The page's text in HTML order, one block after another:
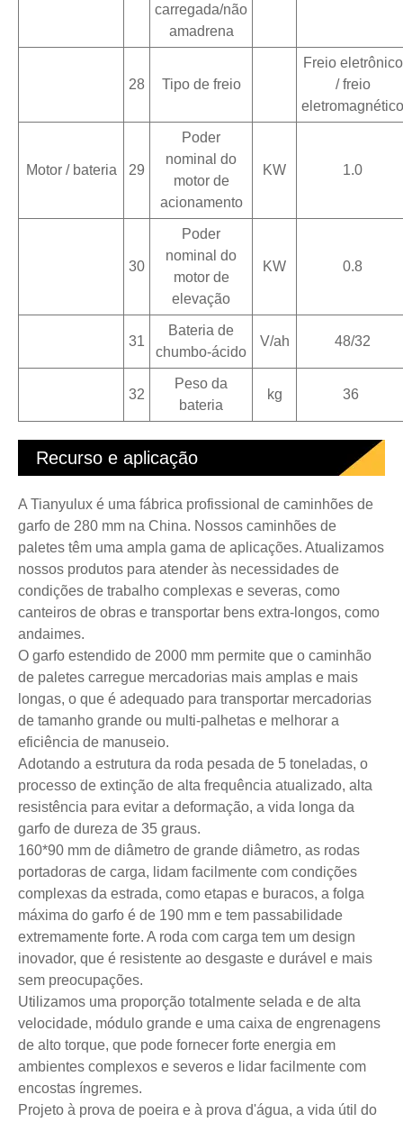
carregada/não
amadrena
28 Tipo de freio
Freio eletrônico
/ freio
eletromagnético
Motor / bateria 29
Poder
nominal do
motor de
acionamento
KW 1.0
30
Poder
nominal do
motor de
elevação
KW 0.8
31
Bateria de
chumbo-ácido
V/ah 48/32
32
Peso da
bateria
kg 36
Recurso e aplicação
A Tianyulux é uma fábrica profissional de caminhões de
garfo de 280 mm na China. Nossos caminhões de
paletes têm uma ampla gama de aplicações. Atualizamos
nossos produtos para atender às necessidades de
condições de trabalho complexas e severas, como
canteiros de obras e transportar bens extra-longos, como
andaimes.
O garfo estendido de 2000 mm permite que o caminhão
de paletes carregue mercadorias mais amplas e mais
longas, o que é adequado para transportar mercadorias
de tamanho grande ou multi-palhetas e melhorar a
eficiência de manuseio.
Adotando a estrutura da roda pesada de 5 toneladas, o
processo de extinção de alta frequência atualizado, alta
resistência para evitar a deformação, a vida longa da
garfo de dureza de 35 graus.
160*90 mm de diâmetro de grande diâmetro, as rodas
portadoras de carga, lidam facilmente com condições
complexas da estrada, como etapas e buracos, a folga
máxima do garfo é de 190 mm e tem passabilidade
extremamente forte. A roda com carga tem um design
inovador, que é resistente ao desgaste e durável e mais
sem preocupações.
Utilizamos uma proporção totalmente selada e de alta
velocidade, módulo grande e uma caixa de engrenagens
de alto torque, que pode fornecer forte energia em
ambientes complexos e severos e lidar facilmente com
encostas íngremes.
Projeto à prova de poeira e à prova d'água, a vida útil do